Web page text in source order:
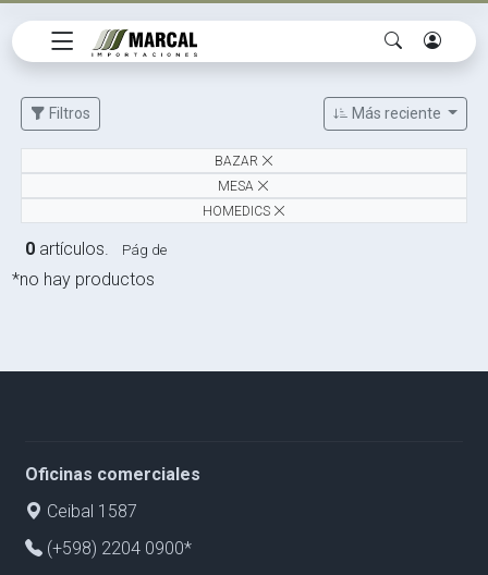
Filtros Más reciente
BAZAR
MESA
HOMEDICS
*no hay productos
0 artículos. Pág de
Oficinas comerciales
Ceibal 1587
(+598) 2204 0900*